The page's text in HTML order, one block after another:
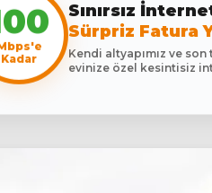
Kadar
Sınırsız
Sürpriz Fatura
Kendi altyapımız ve
evinize özel kesintisiz